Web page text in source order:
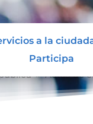
a la
Participa
Actas de